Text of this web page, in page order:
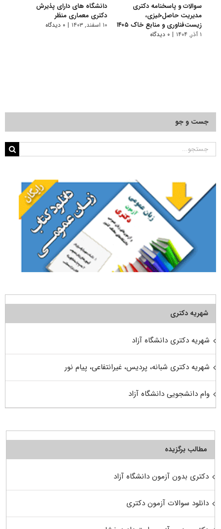
سوالات و پاسخنامه دکتری
مدیریت حاصل‌خیزی،
زیست‌فناوری و منابع خاک ۱۴۰۵
۱ آذر, ۱۴۰۴ | ۰ دیدگاه
دانشگاه های دارای پذیرش
دکتری ﻣﻌﻤﺎری منظر
۱۰ اسفند, ۱۴۰۳ | ۰ دیدگاه
جست و جو
جستجو
شهریه دکتری
شهریه دکتری دانشگاه آزاد
شهریه دکتری شبانه، پردیس، غیرانتفاعی، پیام نور
وام دانشجویی دانشگاه آزاد
مطالب برگزیده
دکتری بدون آزمون دانشگاه آزاد
دانلود سوالات آزمون دکتری